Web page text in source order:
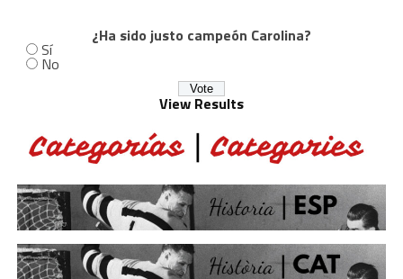
¿Ha sido justo campeón Carolina?
Sí
No
View Results